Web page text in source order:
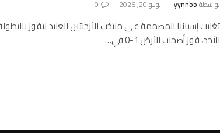
بواسطةyynnbb يوليو 20, 2026 0
الأحد، فوز أصحاب الأرض 1-0 في…